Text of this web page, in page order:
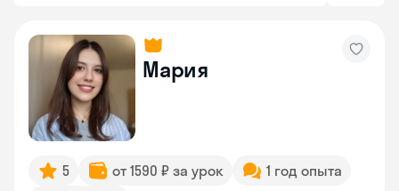
Мария
5 от 1590 ₽ за урок
1 год опыта